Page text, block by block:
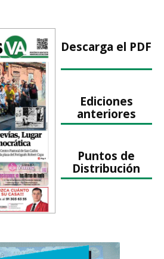
Descarga el PDF
Ediciones
anteriores
Puntos de
Distribución